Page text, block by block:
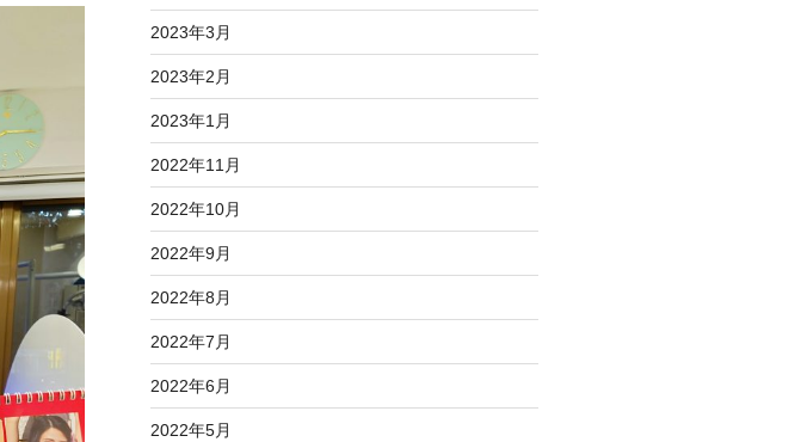
2023年3月
2023年2月
2023年1月
2022年11月
2022年10月
2022年9月
2022年8月
2022年7月
2022年6月
2022年5月